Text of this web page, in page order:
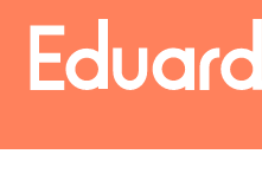
Overslaan
naar
gaan